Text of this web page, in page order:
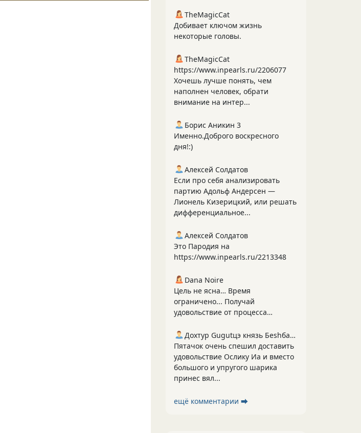
TheMagicCat
Добивает ключом жизнь
некоторые головы.
TheMagicCat
https://www.inpearls.ru/2206077
Хочешь лучше понять, чем
наполнен человек, обрати
внимание на интер...
Борис Аникин 3
Именно.Доброго воскресного
дня!:)
Алексей Солдатов
Если про себя анализировать
партию Адольф Андерсен —
Лионель Кизерицкий, или решать
дифференциальное...
Алексей Солдатов
Это Пародия на
https://www.inpearls.ru/2213348
Dana Noire
Цель не ясна… Время
ограничено... Получай
удовольствие от процесса…
Дохтур Gugutцэ князь Беshбармакоff
Пятачок очень спешил доставить
удовольствие Ослику Иа и вместо
большого и упругого шарика
принес вял...
ещё комментарии ⮕